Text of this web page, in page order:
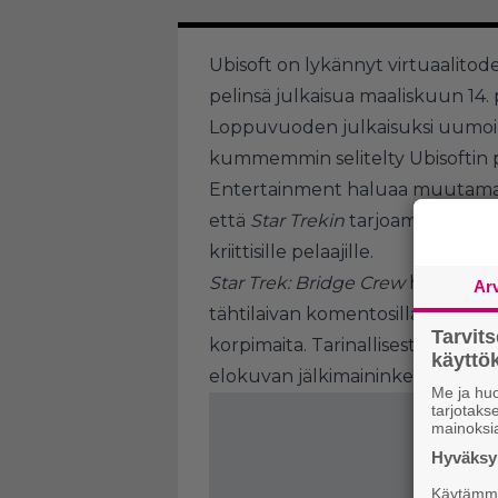
Ubisoft on lykännyt
pelinsä julkaisua maaliskuun 14.
Loppuvuoden julkaisuksi
kummemmin selitelty Ubisoftin
Entertainment haluaa
että Star Trekin tarjoama
kriittisille pelaajille.
Star Trek: Bridge Crewheittää
tähtilaivan komentosillalle,
korpimaita. Tarinallisesti peli
elokuvan jälkimaininkeihin.
Me ja